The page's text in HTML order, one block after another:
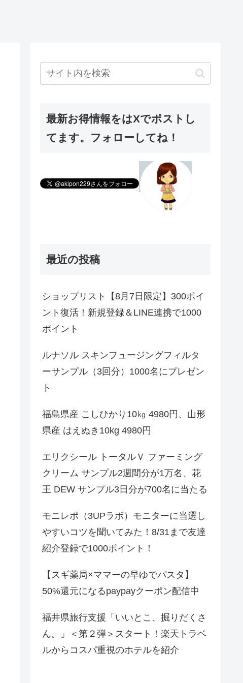
最新お得情報をはXでポストし
てます。フォローしてね！
最近の投稿
ショップリスト【8月7日限定】300ポイ
ント復活！新規登録＆LINE連携で1000
ポイント
ルナソル スキンフュージングフィルタ
ーサンプル（3回分）1000名にプレゼン
ト
福島県産 こしひかり10㎏ 4980円、山形
県産 はえぬき10kg 4980円
エリクシール トータルＶ ファーミング
クリーム サンプル2週間分が1万名、花
王 DEW サンプル3日分が700名に当たる
モニレポ（3UPラボ）モニターに当選し
やすいコツを聞いてみた！8/31まで友達
紹介登録で1000ポイント！
【スギ薬局×ママーの早ゆでパスタ】
50%還元になるpaypayクーポン配信中
福井県旅行支援「いいとこ、掘りだくさ
ん。」＜第２弾＞スタート！楽天トラベ
ルからコスパ重視のホテルを紹介